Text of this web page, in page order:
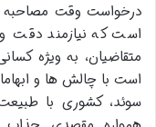
درخواست وقت مصاحبه
است که نیازمند دقت
متقاضیان، به ویژه
است با چالش ها و
سوئد، کشوری با